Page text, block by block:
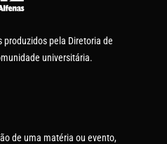
produzidos pela Diretoria de
universitária.
de uma matéria ou evento,